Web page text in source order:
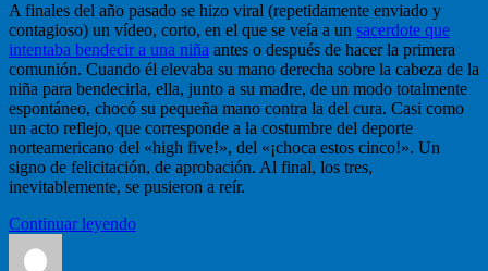
A finales del año pasado se hizo viral (repetidamente enviado y
contagioso) un vídeo, corto, en el que se veía a un sacerdote que
intentaba bendecir a una niña antes o después de hacer la primera
comunión. Cuando él elevaba su mano derecha sobre la cabeza de la
niña para bendecirla, ella, junto a su madre, de un modo totalmente
espontáneo, chocó su pequeña mano contra la del cura. Casi como
un acto reflejo, que corresponde a la costumbre del deporte
norteamericano del «high five!», del «¡choca estos cinco!». Un
signo de felicitación, de aprobación. Al final, los tres,
inevitablemente, se pusieron a reír.
Continuar leyendo“«High